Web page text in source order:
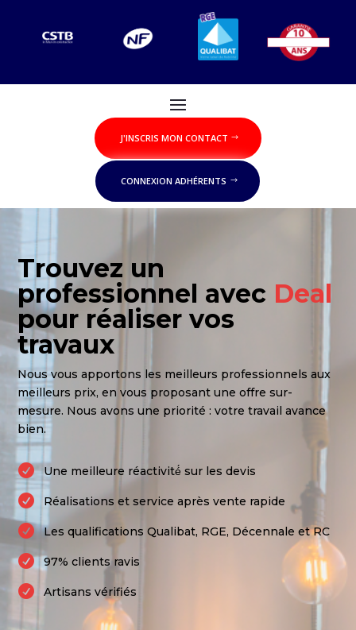
J'INSCRIS MON CONTACT
CONNEXION ADHÉRENTS
Trouvez un
professionnel avec Deal
pour réaliser vos
travaux
Nous vous apportons les meilleurs professionnels aux
meilleurs prix, en vous proposant une offre sur-
mesure. Nous avons une priorité : votre travail avance
bien.
 Une meilleure réactivité́ sur les devis
 Réalisations et service après vente rapide
 Les qualifications Qualibat, RGE, Décennale et RC
 97% clients ravis
 Artisans vérifiés